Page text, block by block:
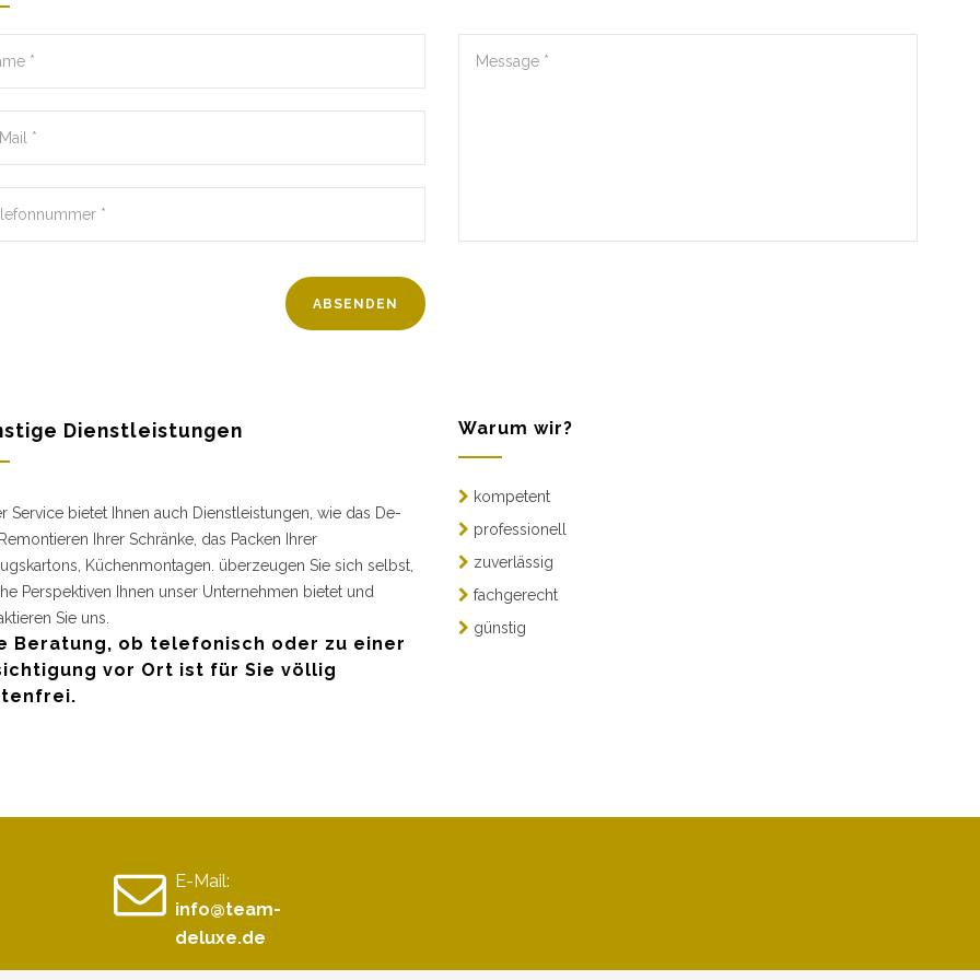
Dienstleistungen
Service bietet Ihnen auch Dienstleistungen, wie das De-
Ihrer Schränke, das Packen Ihrer
Küchenmontagen. überzeugen Sie sich selbst,
Perspektiven Ihnen unser Unternehmen bietet und
Sie uns.
Beratung, ob telefonisch oder zu einer
vor Ort ist für Sie völlig
Warum wir?
kompetent
professionell
zuverlässig
fachgerecht
günstig
E-Mail:
info@team-
deluxe.de